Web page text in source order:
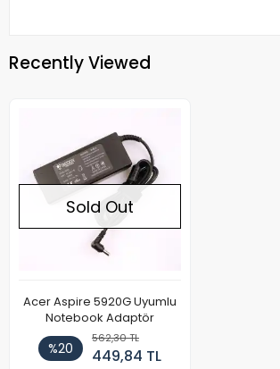
Recently Viewed
Sold Out
Acer Aspire 5920G Uyumlu
Notebook Adaptör
%20
562,30 TL
449,84 TL